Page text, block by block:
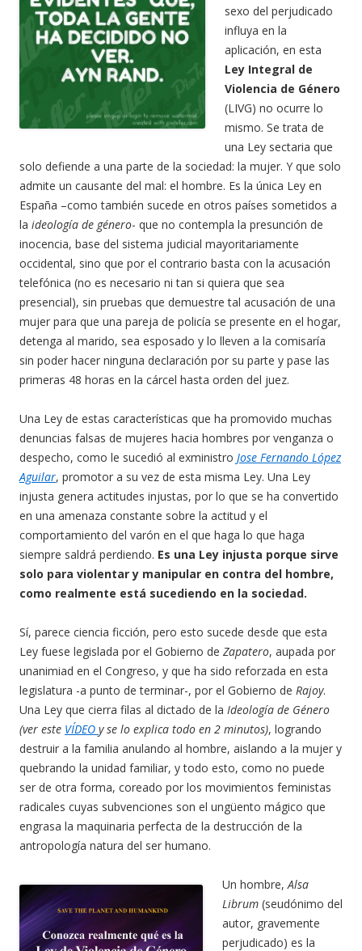
sexo del perjudicado
influya en la
aplicación, en esta
Ley Integral de
Violencia de Género
(LIVG) no ocurre lo
mismo. Se trata de
una Ley sectaria que
solo defiende a una parte de la sociedad: la mujer. Y que solo
admite un causante del mal: el hombre. Es la única Ley en
España –como también sucede en otros países sometidos a
la ideología de género- que no contempla la presunción de
inocencia, base del sistema judicial mayoritariamente
occidental, sino que por el contrario basta con la acusación
telefónica (no es necesario ni tan si quiera que sea
presencial), sin pruebas que demuestre tal acusación de una
mujer para que una pareja de policía se presente en el hogar,
detenga al marido, sea esposado y lo lleven a la comisaría
sin poder hacer ninguna declaración por su parte y pase las
primeras 48 horas en la cárcel hasta orden del juez.
Una Ley de estas características que ha promovido muchas
denuncias falsas de mujeres hacia hombres por venganza o
despecho, como le sucedió al exministro Jose Fernando López
Aguilar, promotor a su vez de esta misma Ley. Una Ley
injusta genera actitudes injustas, por lo que se ha convertido
en una amenaza constante sobre la actitud y el
comportamiento del varón en el que haga lo que haga
siempre saldrá perdiendo. Es una Ley injusta porque sirve
solo para violentar y manipular en contra del hombre,
como realmente está sucediendo en la sociedad.
Sí, parece ciencia ficción, pero esto sucede desde que esta
Ley fuese legislada por el Gobierno de Zapatero, aupada por
unanimiad en el Congreso, y que ha sido reforzada en esta
legislatura -a punto de terminar-, por el Gobierno de Rajoy.
Una Ley que cierra filas al dictado de la Ideología de Género
(ver este VÍDEO y se lo explica todo en 2 minutos), logrando
destruir a la familia anulando al hombre, aislando a la mujer y
quebrando la unidad familiar, y todo esto, como no puede
ser de otra forma, coreado por los movimientos feministas
radicales cuyas subvenciones son el ungüento mágico que
engrasa la maquinaria perfecta de la destrucción de la
antropología natura del ser humano.
Un hombre,Alsa
Librum (seudónimo del
autor, gravemente
perjudicado) es la